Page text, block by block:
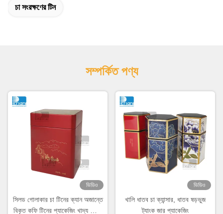
চা সংরক্ষণের টিন
সম্পর্কিত পণ্য
ভিডিও
সিলড গোলাকার চা টিনের ক্যান অজান্তে
বিকৃত কফি টিনের প্যাকেজিং খাদ্য গ্রেড
ভিডিও
খালি ধাতব চা ক্যান্সার, ধাতব ষড়ভুজ
ট্যাংক জার প্যাকেজিং